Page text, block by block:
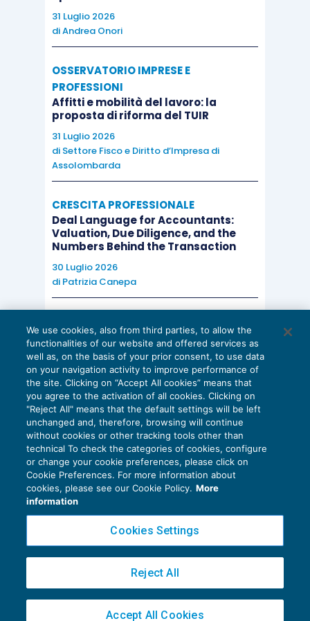
Il regime del “prezzo-valore” non trova
oggetto i “terreni agricoli ”,in relazione ai quali la
base imponibile rimane ancorata alvalore venale
in comune commerciodell’immobile trasferito, o
se superiore, dal
risoluzione n. 121/E/2007).
Nota bene
Esiste, tuttavia, una ipotesi residuale che
del “prezzo-valore” nell’ambito dei trasferimenti
agricoli, qualora detti terreni rappresentino
effettivamenteuna “pertinenza” del fabbricato
abitativo(Risoluzione n. 149/E/2008).
Il criterio del “prezzo valore”non opera con
riferimento a terreni agricoli,alienati assieme a
immobili a uso abitativo, in mancanza della prova
del rapporto di funzionalità oggettiva (in termini
di utilità o ornamento) dei terreni rispetto alle
due unità abitative (risposta ad interpello n.
420/2021).
31 Luglio 2026
diAndrea Onori
OSSERVATORIO IMPRESE E
PROFESSIONI
Affitti e mobilità del lavoro: la
proposta di riforma del TUIR
31 Luglio 2026
di Settore Fisco e Diritto d’Impresa di
Assolombarda
CRESCITA PROFESSIONALE
Deal Language for Accountants:
Valuation, Due Diligence, and the
Numbers Behind the Transaction
30 Luglio 2026
di Patrizia Canepa
EU AI Act e studi professionali: le
scadenze concrete
27 Luglio 2026
di Diego BarberieStefano Dovier
Privacy Policy
Cookie Policy
Copyright 2016 ©Gruppo Euroconference S.p.A.v2.32.2
Piazza Luigi Einaudi, 10N01 - 20124 Milano - info@ecnews.it
02776120236
We use cookies, also from third parties, to allow the
functionalities of our website and offered services as
well as, on the basis of your prior consent, to use data
on your navigation activity to improve performance of
the site. Clicking on “Accept All cookies” means that
you agree to the activation of all cookies. Clicking on
"Reject All" means that the default settings will be left
unchanged and, therefore, browsing will continue
without cookies or other tracking tools other than
technical To check the categories of cookies, configure
or change your cookie preferences, please click on
Cookie Preferences. For more information about
cookies, please see our Cookie Policy. More
information
Cookies Settings
Reject All
Accept All Cookies